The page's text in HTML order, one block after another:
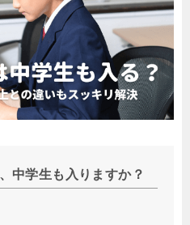
中学生も入りますか？